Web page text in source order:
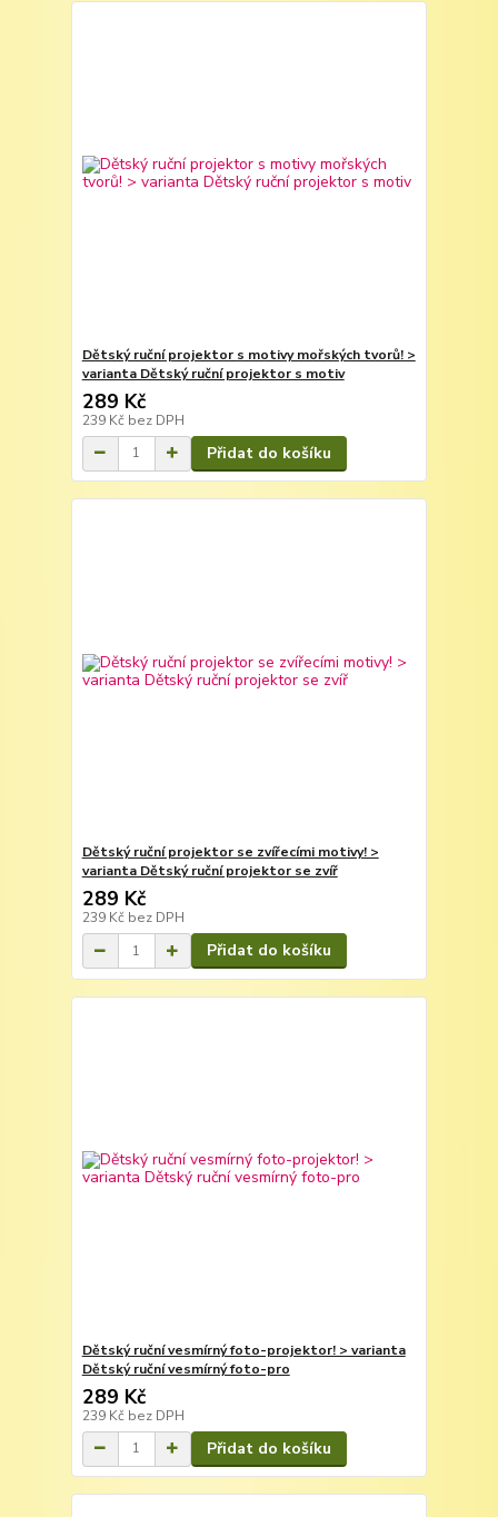
Dětský ruční projektor s motivy mořských tvorů! >
varianta Dětský ruční projektor s motiv
289 Kč
239 Kč bez DPH
Přidat do košíku
Dětský ruční projektor se zvířecími motivy! >
varianta Dětský ruční projektor se zvíř
289 Kč
239 Kč bez DPH
Přidat do košíku
Dětský ruční vesmírný foto-projektor! > varianta
Dětský ruční vesmírný foto-pro
289 Kč
239 Kč bez DPH
Přidat do košíku